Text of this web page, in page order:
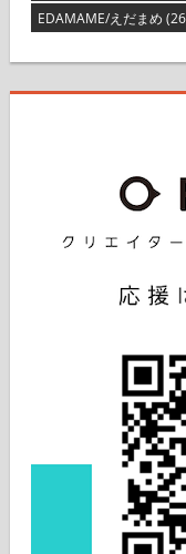
資金調達（用語）(2691)